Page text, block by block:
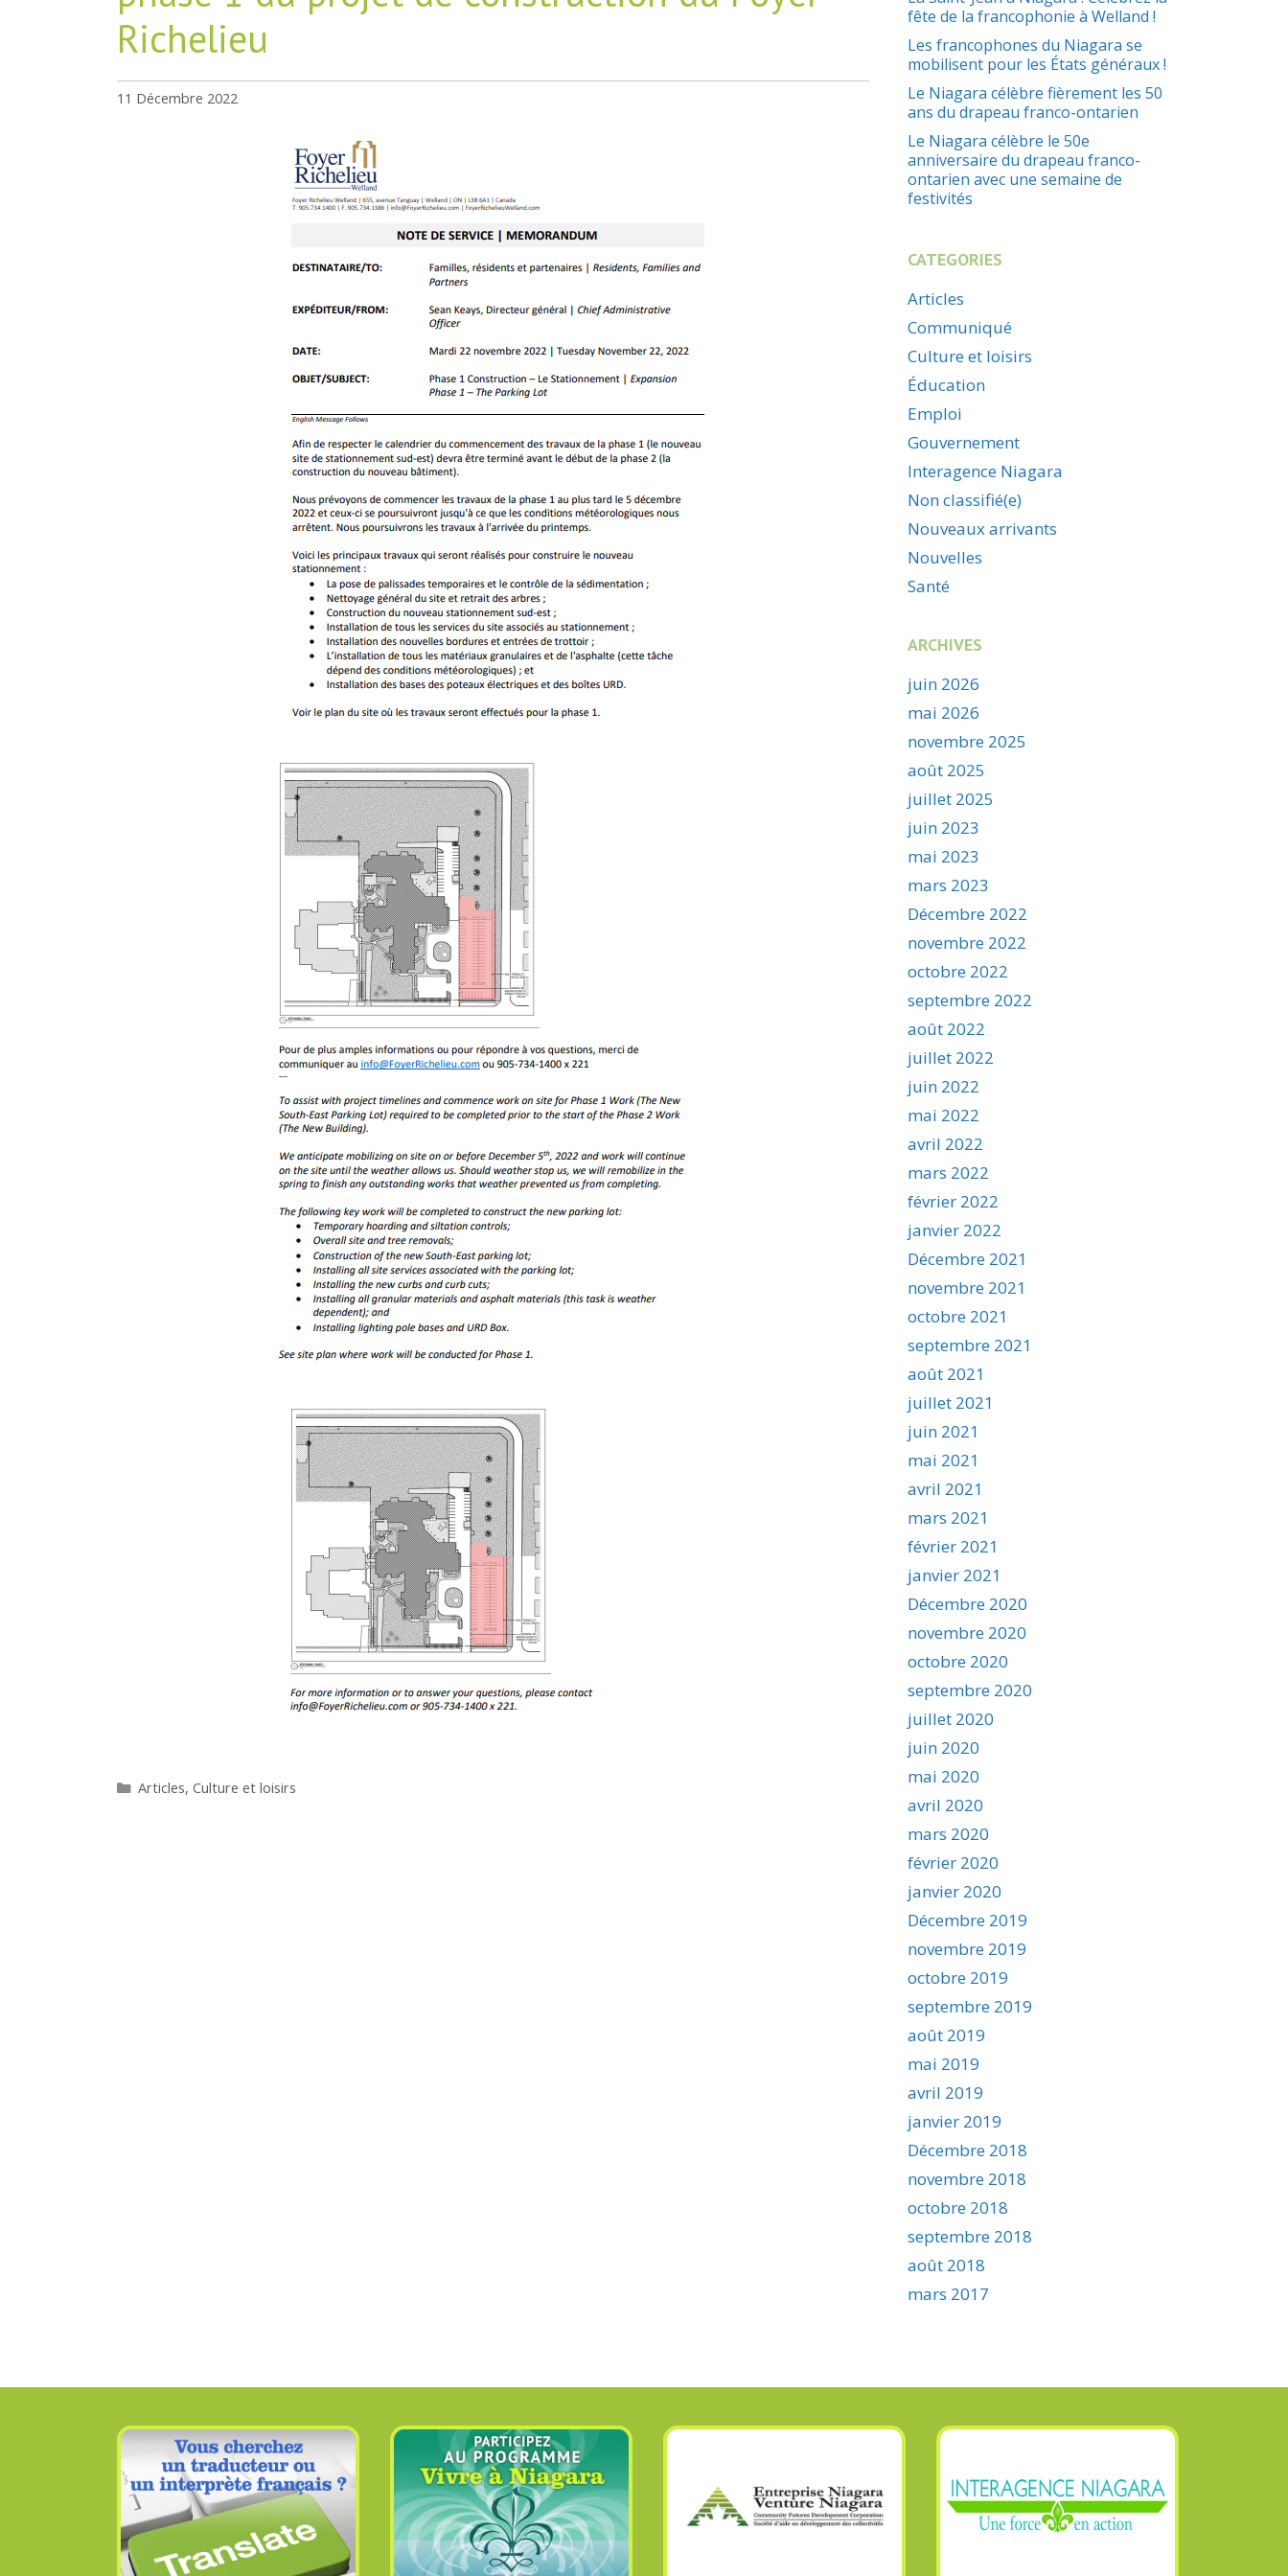
Richelieu
11 Décembre 2022
Catégories
Articles, Culture et loisirs
fête de la francophonie à Welland !
Les francophones du Niagara se
mobilisent pour les États généraux !
Le Niagara célèbre fièrement les 50
ans du drapeau franco-ontarien
Le Niagara célèbre le 50e
anniversaire du drapeau franco-
ontarien avec une semaine de
festivités
CATEGORIES
Articles
Communiqué
Culture et loisirs
Éducation
Emploi
Gouvernement
Interagence Niagara
Non classifié(e)
Nouveaux arrivants
Nouvelles
Santé
ARCHIVES
juin 2026
mai 2026
novembre 2025
août 2025
juillet 2025
juin 2023
mai 2023
mars 2023
Décembre 2022
novembre 2022
octobre 2022
septembre 2022
août 2022
juillet 2022
juin 2022
mai 2022
avril 2022
mars 2022
février 2022
janvier 2022
Décembre 2021
novembre 2021
octobre 2021
septembre 2021
août 2021
juillet 2021
juin 2021
mai 2021
avril 2021
mars 2021
février 2021
janvier 2021
Décembre 2020
novembre 2020
octobre 2020
septembre 2020
juillet 2020
juin 2020
mai 2020
avril 2020
mars 2020
février 2020
janvier 2020
Décembre 2019
novembre 2019
octobre 2019
septembre 2019
août 2019
mai 2019
avril 2019
janvier 2019
Décembre 2018
novembre 2018
octobre 2018
septembre 2018
août 2018
mars 2017